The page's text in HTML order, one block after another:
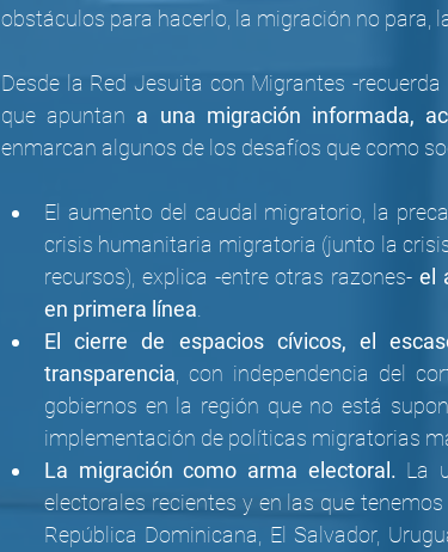
obstáculos para hacerlo, la migración no para,
Desde la Red Jesuita con Migrantes -
que apuntan a una migración informada,
enmarcan algunos de los desafíos que como
El aumento del caudal migratorio, la
crisis humanitaria migratoria (junto la
recursos), explica -entre otras razones- el
en primera línea
El cierre de espacios cívicos, el
transparencia , con independencia del
gobiernos en la región que no está
implementación de políticas migratorias
La migración como arma electoral. La
electorales recientes y en las que tenemos
República Dominicana, El Salvador,